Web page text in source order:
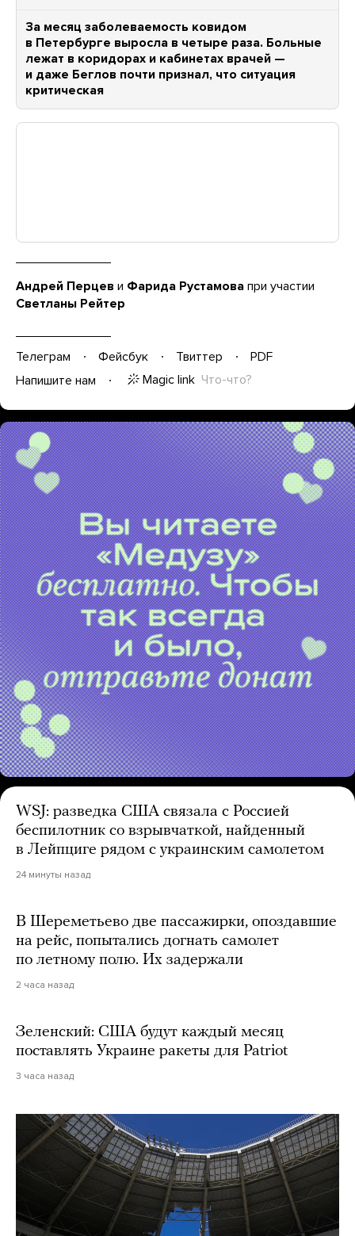
За месяц заболеваемость ковидом
в Петербурге выросла в четыре раза. Больные
лежат в коридорах и кабинетах врачей —
и даже Беглов почти признал, что ситуация
критическая
Андрей Перцев и Фарида Рустамова при участии
Светланы Рейтер
Телеграм Фейсбук Твиттер
PDF
Напишите нам
Magic link Что-что?
WSJ: разведка США связала с Россией
беспилотник со взрывчаткой, найденный
в Лейпциге рядом с украинским самолетом
24 минуты назад
В Шереметьево две пассажирки, опоздавшие
на рейс, попытались догнать самолет
по летному полю. Их задержали
2 часа назад
Зеленский: США будут каждый месяц
поставлять Украине ракеты для Patriot
3 часа назад